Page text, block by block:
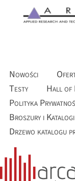
Nowości
Testy
Hall of
Polityka
Broszury i Katalogi
Drzewo katalogu